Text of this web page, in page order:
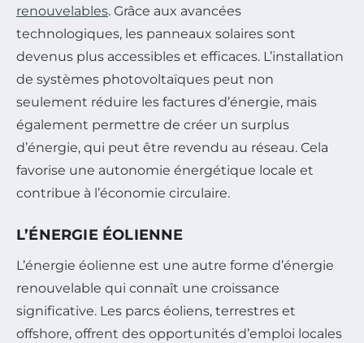
renouvelables. Grâce aux avancées
technologiques, les panneaux solaires sont
devenus plus accessibles et efficaces. L’installation
de systèmes photovoltaïques peut non
seulement réduire les factures d’énergie, mais
également permettre de créer un surplus
d’énergie, qui peut être revendu au réseau. Cela
favorise une autonomie énergétique locale et
contribue à l’économie circulaire.
L’ÉNERGIE ÉOLIENNE
L’énergie éolienne est une autre forme d’énergie
renouvelable qui connaît une croissance
significative. Les parcs éoliens, terrestres et
offshore, offrent des opportunités d’emploi locales